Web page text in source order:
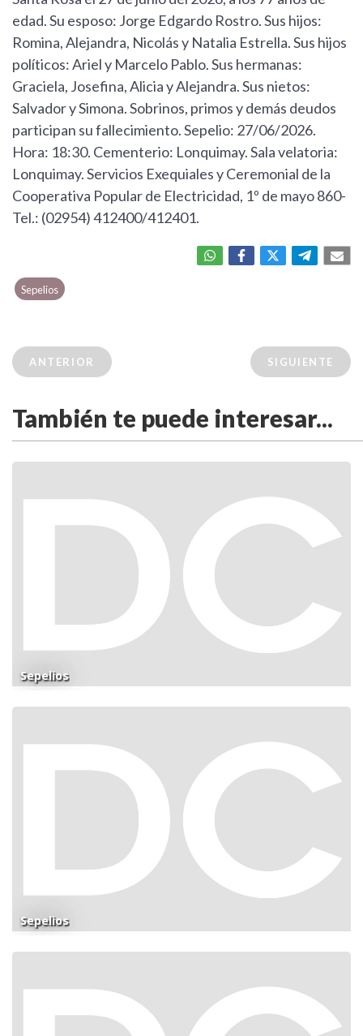
edad. Su esposo: Jorge Edgardo Rostro. Sus hijos:
Romina, Alejandra, Nicolás y Natalia Estrella. Sus hijos
políticos: Ariel y Marcelo Pablo. Sus hermanas:
Graciela, Josefina, Alicia y Alejandra. Sus nietos:
Salvador y Simona. Sobrinos, primos y demás deudos
participan su fallecimiento. Sepelio: 27/06/2026.
Hora: 18:30. Cementerio: Lonquimay. Sala velatoria:
Lonquimay. Servicios Exequiales y Ceremonial de la
Cooperativa Popular de Electricidad, 1º de mayo 860-
Tel.: (02954) 412400/412401.
Sepelios
ANTERIOR SIGUIENTE
También te puede interesar...
Sepelios
Sepelios